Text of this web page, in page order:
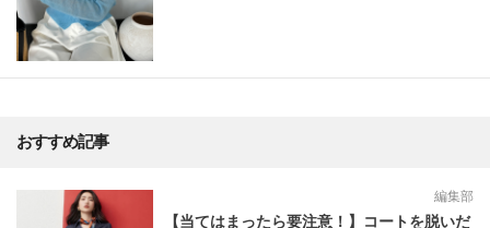
おすすめ記事
編集部
【当てはまったら要注意！】コートを脱いだ